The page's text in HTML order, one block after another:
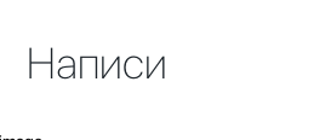
Написи